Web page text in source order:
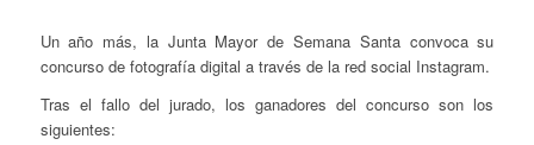
Un año más, la Junta Mayor de Semana Santa convoca su
concurso de fotografía digital a través de la red social Instagram.
Tras el fallo del jurado, los ganadores del concurso son los
siguientes: